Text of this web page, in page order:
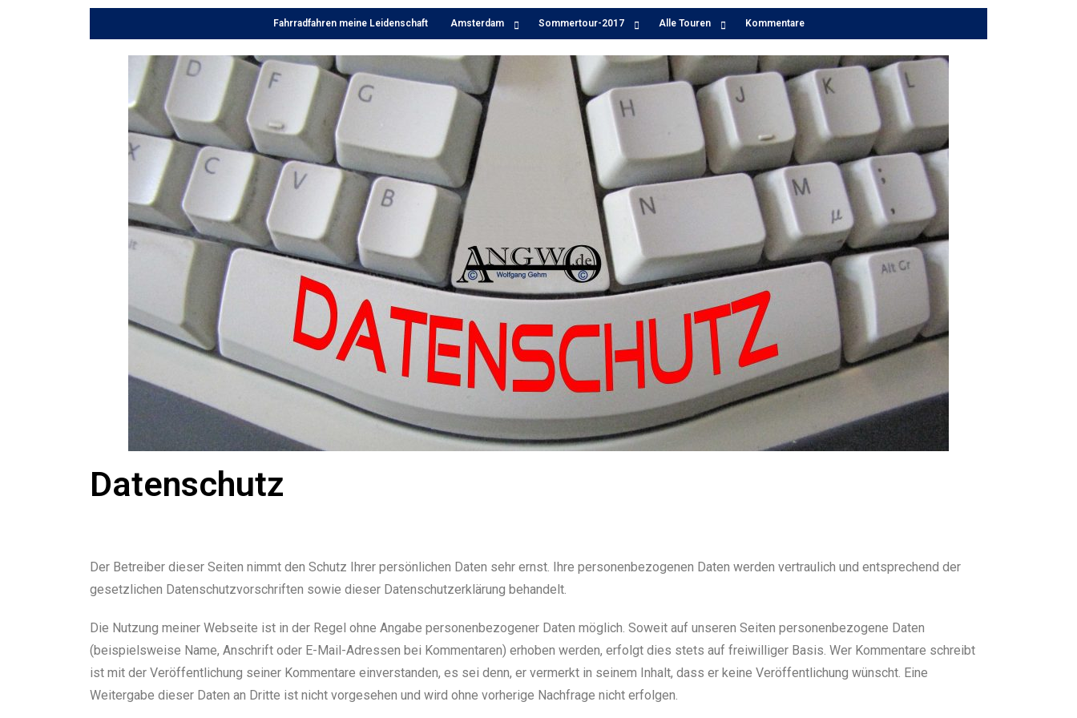
Fahrradfahren meine Leidenschaft Amsterdam Sommertour-2017 Alle Touren Kommentare
Datenschutz
Der Betreiber dieser Seiten nimmt den Schutz Ihrer persönlichen Daten sehr ernst. Ihre personenbezogenen Daten werden vertraulich und entsprechend der
gesetzlichen Datenschutzvorschriften sowie dieser Datenschutzerklärung behandelt.
Die Nutzung meiner Webseite ist in der Regel ohne Angabe personenbezogener Daten möglich. Soweit auf unseren Seiten personenbezogene Daten
(beispielsweise Name, Anschrift oder E-Mail-Adressen bei Kommentaren) erhoben werden, erfolgt dies stets auf freiwilliger Basis. Wer Kommentare schreibt
ist mit der Veröffentlichung seiner Kommentare einverstanden, es sei denn, er vermerkt in seinem Inhalt, dass er keine Veröffentlichung wünscht. Eine
Weitergabe dieser Daten an Dritte ist nicht vorgesehen und wird ohne vorherige Nachfrage nicht erfolgen.